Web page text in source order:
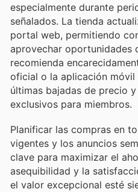
especialmente durante
señalados. La tienda
portal web, permitiendo
aprovechar oportunidades
recomienda
oficial o la aplicación
últimas bajadas de precio
exclusivos para miembros.
Planificar las compras en
vigentes y los anuncios
clave para maximizar el
asequibilidad y la
el valor excepcional esté